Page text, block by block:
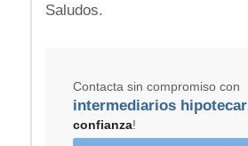
Saludos.
Contacta sin compromiso con
intermediarios
confianza!